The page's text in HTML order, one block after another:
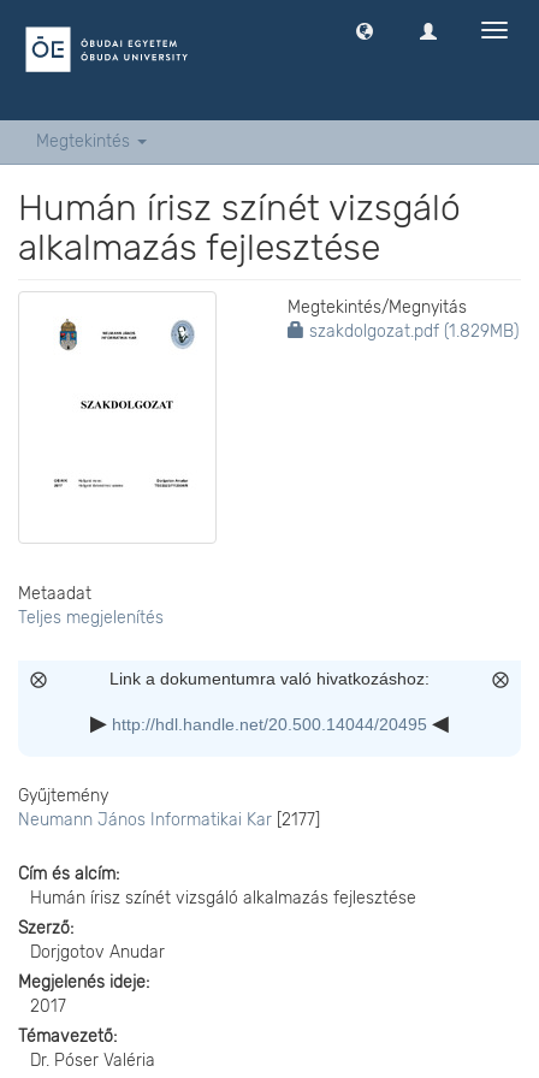
Megtekintés
Humán írisz színét vizsgáló
alkalmazás fejlesztése
Megtekintés/Megnyitás
szakdolgozat.pdf (1.829MB)
Metaadat
Teljes megjelenítés
Link a dokumentumra való hivatkozáshoz:
http://hdl.handle.net/20.500.14044/20495
Gyűjtemény
Neumann János Informatikai Kar [2177]
Cím és alcím
Humán írisz színét vizsgáló alkalmazás fejlesztése
Szerző
Dorjgotov Anudar
Megjelenés ideje
2017
Témavezető
Dr. Póser Valéria